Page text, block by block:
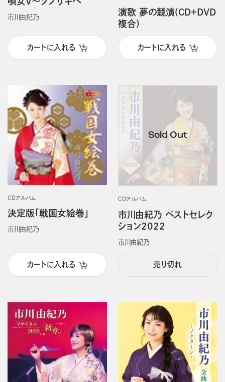
市川由紀乃
カートに入れる
演歌 夢の競演(CD＋DVD
複合)
カートに入れる
CDアルバム
決定版「戦国女絵巻」
市川由紀乃
カートに入れる
CDアルバム
市川由紀乃 ベストセレク
ション2022
市川由紀乃
売り切れ